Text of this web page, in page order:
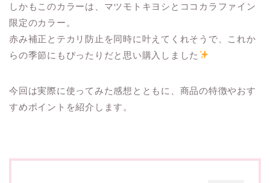
しかもこのカラーは、マツモトキヨシとココカラファイン
限定のカラー。
赤み補正とテカリ防止を同時に叶えてくれそうで、これか
らの季節にもぴったりだと思い購入しました
今回は実際に使ってみた感想とともに、商品の特徴やおす
すめポイントを紹介します。